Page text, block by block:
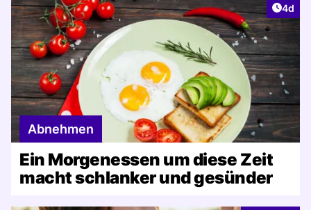
4d
Abnehmen
Ein Morgenessen um diese Zeit
macht schlanker und gesünder